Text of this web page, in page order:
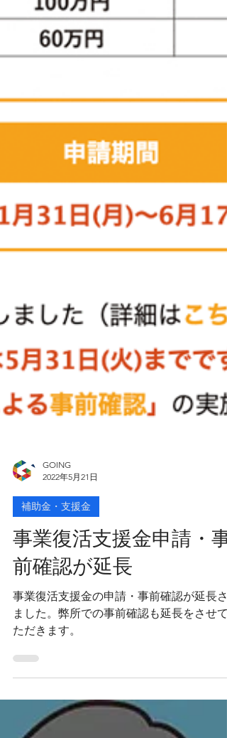
GOING
2022年5月21日
補助金・支援金
事業復活支援金申請・事
前確認が延長
事業復活支援金の申請・事前確認が延長さ
ました。弊所での事前確認も延長をさせて